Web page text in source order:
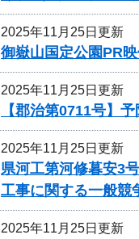
2025年11月25日更新
御嶽山国定公園PR
2025年11月25日更新
【郡治第0711号】
2025年11月25日更新
県河工第河修暮安3
工事に関する一般競
2025年11月25日更新